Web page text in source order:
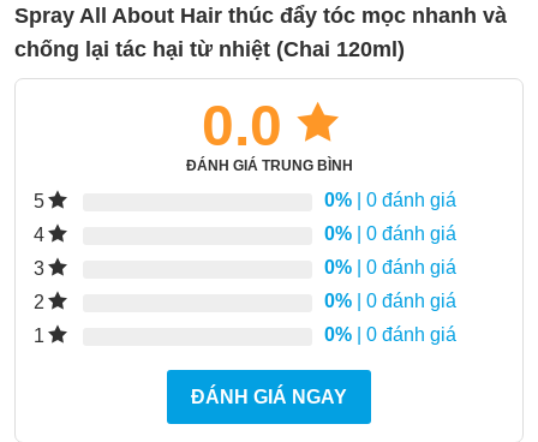
Spray All About Hair thúc đẩy tóc mọc nhanh và
chống lại tác hại từ nhiệt (Chai 120ml)
0.0
ĐÁNH GIÁ TRUNG BÌNH
5 0% | 0 đánh giá
4
0% | 0 đánh giá
3
0% | 0 đánh giá
2
0% | 0 đánh giá
1
0% | 0 đánh giá
ĐÁNH GIÁ NGAY